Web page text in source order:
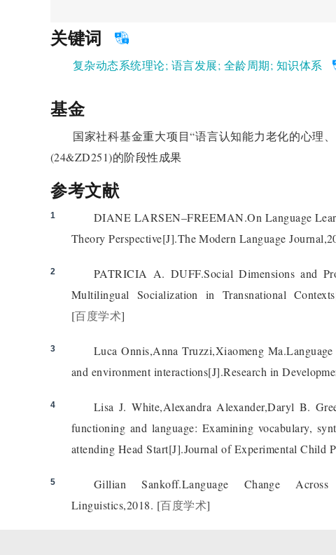
关键词
复杂动态系统理论; 语言发展; 全龄周期; 知识体系
基金
国家社科基金重大项目“语言认知能力老化的心理
(24&ZD251)的阶段性成果
参考文献
1
DIANE LARSEN–FREEMAN.On Language
Theory Perspective[J].The Modern Language
2
PATRICIA A. DUFF.Social Dimensions and
Multilingual Socialization in Transnational
[百度学术]
3
Luca Onnis,Anna Truzzi,Xiaomeng
and environment interactions[J].Research in
4
Lisa J. White,Alexandra Alexander,Daryl B.
functioning and language: Examining vocabulary,
attending Head Start[J].Journal of Experimental Child
5
Gillian Sankoff.Language Change
Linguistics,2018. [百度学术]